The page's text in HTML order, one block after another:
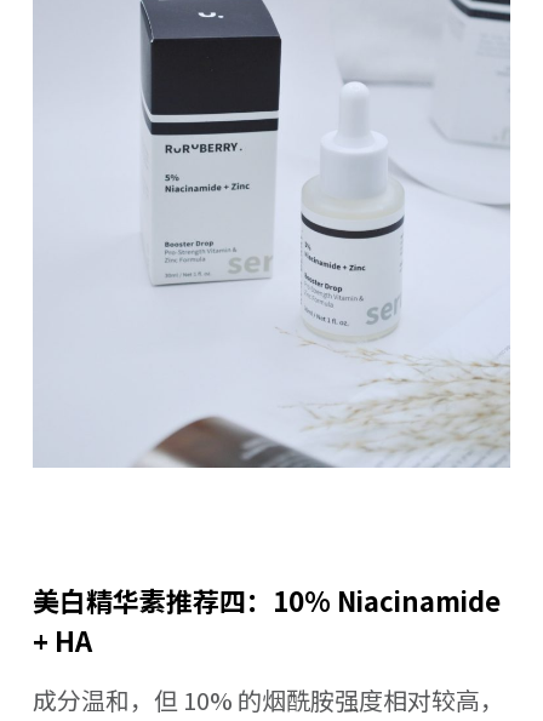
美白精华素推荐四：10% Niacinamide
+ HA
成分温和，但 10% 的烟酰胺强度相对较高，